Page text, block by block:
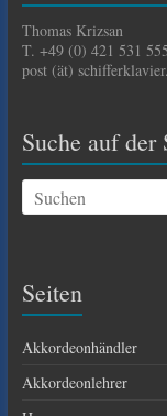
Thomas Krizsan
T. +49 (0) 421 531 555
post (ät)
Suche auf der
Seiten
Akkordeonhändler
Akkordeonlehrer